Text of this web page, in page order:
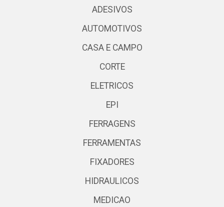
ADESIVOS
AUTOMOTIVOS
CASA E CAMPO
CORTE
ELETRICOS
EPI
FERRAGENS
FERRAMENTAS
FIXADORES
HIDRAULICOS
MEDICAO